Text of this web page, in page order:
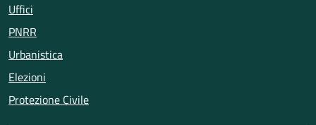
Uffici
PNRR
Urbanistica
Elezioni
Protezione Civile